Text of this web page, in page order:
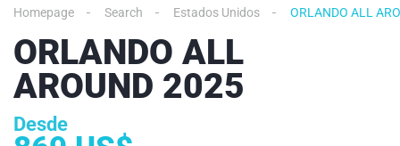
Homepage Search Estados Unidos ORLANDO ALL
ORLANDO ALL
AROUND 2025
Desde